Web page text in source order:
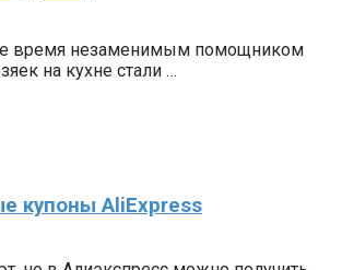
время незаменимым помощником
на кухне стали …
купоны AliExpress